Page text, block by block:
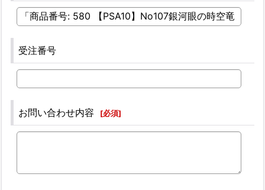
受注番号
お問い合わせ内容 [必須]